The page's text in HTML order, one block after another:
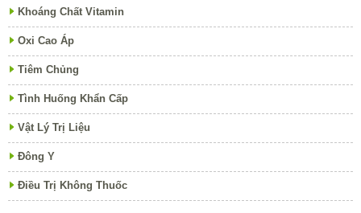
Khoáng Chất Vitamin
Oxi Cao Áp
Tiêm Chủng
Tình Huống Khẩn Cấp
Vật Lý Trị Liệu
Đông Y
Điều Trị Không Thuốc